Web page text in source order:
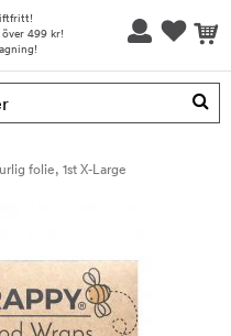
499 kr!
i varukorgen
folie, 1st X-Large